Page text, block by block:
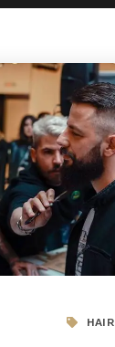
HAIR